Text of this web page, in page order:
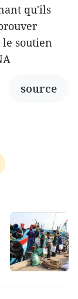
qu'ils
soutien
source